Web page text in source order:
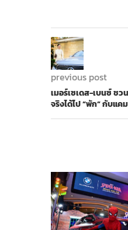
previous post
เมอร์เซเดส-เบนซ์ ช
จริงได้ไป “พัก” กับแ